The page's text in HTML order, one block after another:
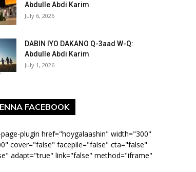
Abdulle Abdi Karim
July 6, 2026
DABIN IYO DAKANO Q-3aad W-Q:
Abdulle Abdi Karim
July 1, 2026
FACEBOOK
plugin href="hoygalaashin" width="300"
cover="false" facepile="false" cta="false"
adapt="true" link="false" method="iframe"